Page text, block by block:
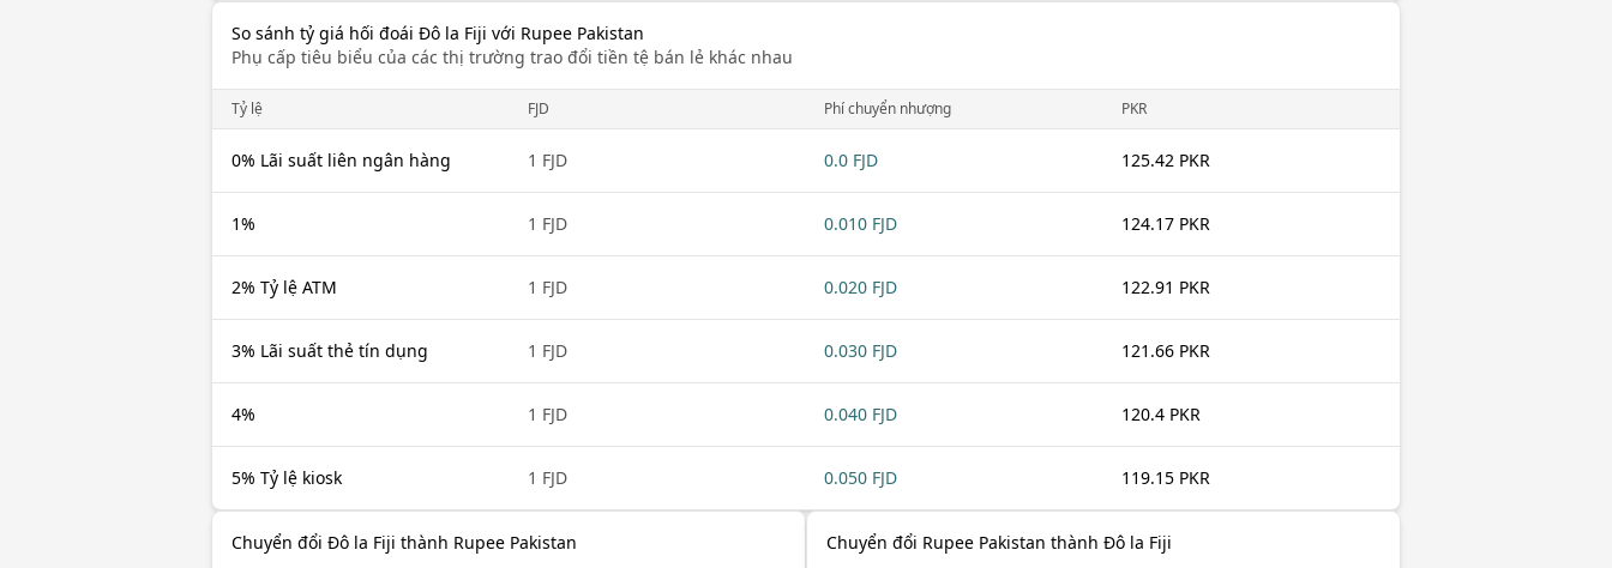
So sánh tỷ giá hối đoái Đô la Fiji với Rupee Pakistan
Phụ cấp tiêu biểu của các thị trường trao đổi tiền tệ bán lẻ khác nhau
Tỷ lệ FJD Phí chuyển nhượng PKR
0% Lãi suất liên ngân hàng 1 FJD 0.0 FJD 125.42 PKR
1% 1 FJD 0.010 FJD 124.17 PKR
2% Tỷ lệ ATM 1 FJD 0.020 FJD 122.91 PKR
3% Lãi suất thẻ tín dụng 1 FJD 0.030 FJD 121.66 PKR
4% 1 FJD 0.040 FJD 120.4 PKR
5% Tỷ lệ kiosk 1 FJD 0.050 FJD 119.15 PKR
Chuyển đổi Đô la Fiji thành Rupee Pakistan Chuyển đổi Rupee Pakistan thành Đô la Fiji